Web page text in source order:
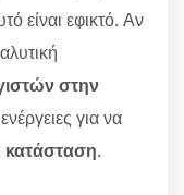
είναι εφικτό. Αν
στην
για να
κατάσταση.